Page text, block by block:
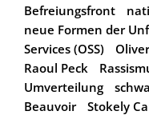
Befreiungsfront
neue Formen der
Services (OSS)
Raoul Peck
Umverteilung
Beauvoir
Stokely